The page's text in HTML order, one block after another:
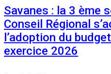
Savanes : la 3 ème
Conseil Régional
l’adoption du
exercice 2026